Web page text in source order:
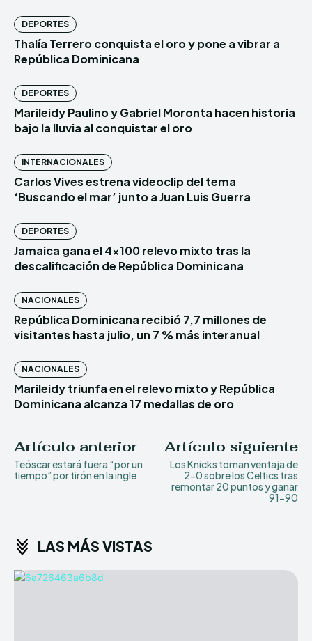
DEPORTES
Thalía Terrero conquista el oro y pone a vibrar a
República Dominicana
DEPORTES
Marileidy Paulino y Gabriel Moronta hacen historia
bajo la lluvia al conquistar el oro
INTERNACIONALES
Carlos Vives estrena videoclip del tema
‘Buscando el mar’ junto a Juan Luis Guerra
DEPORTES
Jamaica gana el 4×100 relevo mixto tras la
descalificación de República Dominicana
NACIONALES
República Dominicana recibió 7,7 millones de
visitantes hasta julio, un 7 % más interanual
NACIONALES
Marileidy triunfa en el relevo mixto y República
Dominicana alcanza 17 medallas de oro
Artículo anterior
Teóscar estará fuera “por un
tiempo” por tirón en la ingle
Artículo siguiente
Los Knicks toman ventaja de
2-0 sobre los Celtics tras
remontar 20 puntos y ganar
91-90
LAS MÁS VISTAS